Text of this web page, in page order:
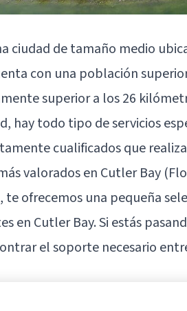
ciudad de tamaño medio
con una población
superior a los 26
hay todo tipo de servicios
cualificados que
valorados en Cutler Bay
te ofrecemos una pequeña
en Cutler Bay. Si estás
el soporte necesario